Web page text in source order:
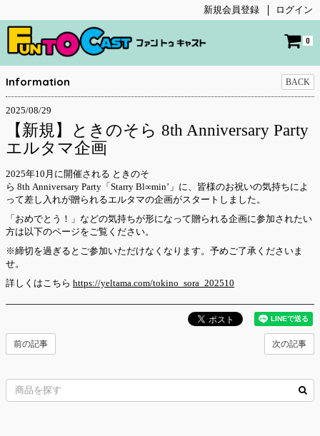
新規会員登録 ログイン
0
Information BACK
2025/08/29
【新規】ときのそら 8th Anniversary Party
エルタマ企画
2025年10月に開催される ときのそ
ら 8th Anniversary Party「Starry Bl∞min’」に、皆様のお祝いの気持ちによ
って差し入れが贈られるエルタマの企画がスタートしました。
「おめでとう！」などの気持ちが形になって贈られる企画に参加されたい
方は以下のページをご覧ください。
※締切を過ぎるとご参加いただけなくなります。予めご了承くださいま
せ。
詳しくはこちら https://yeltama.com/tokino_sora_202510
次の記事
前の記事